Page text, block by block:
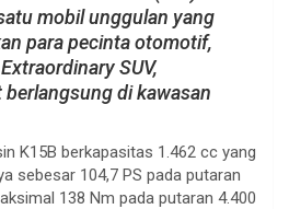
mobil unggulan yang
para pecinta otomotif,
SUV,
di kawasan
K15B berkapasitas 1.462 cc yang
sebesar 104,7 PS pada putaran
138 Nm pada putaran 4.400